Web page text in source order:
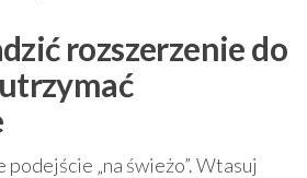
rozszerzenie do
„na świeżo”. Wtasuj